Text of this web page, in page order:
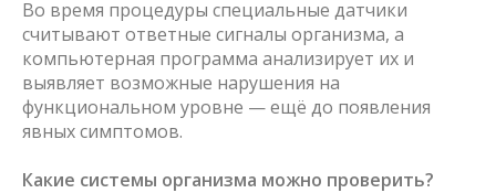
Во время процедуры специальные датчики
считывают ответные сигналы организма, а
компьютерная программа анализирует их и
выявляет возможные нарушения на
функциональном уровне — ещё до появления
явных симптомов.
Какие системы организма можно проверить?